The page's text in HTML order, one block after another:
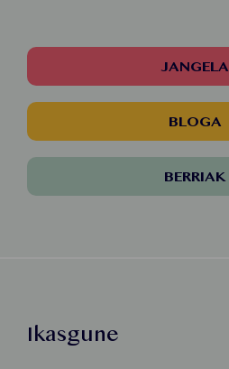
JANGELA
BLOGA
BERRIAK
Ikasgune